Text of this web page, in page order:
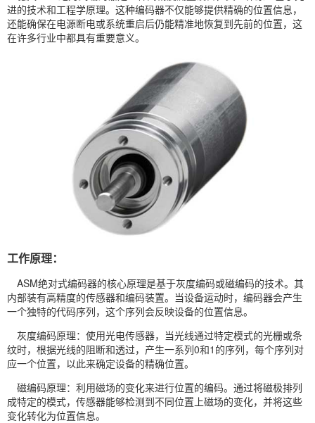
进的技术和工程学原理。这种编码器不仅能够提供精确的位置信息，
还能确保在电源断电或系统重启后仍能精准地恢复到先前的位置，这
在许多行业中都具有重要意义。
工作原理：
ASM绝对式编码器的核心原理是基于灰度编码或磁编码的技术。其
内部装有高精度的传感器和编码装置。当设备运动时，编码器会产生
一个独特的代码序列，这个序列会反映设备的位置信息。
灰度编码原理：使用光电传感器，当光线通过特定模式的光栅或条
纹时，根据光线的阻断和透过，产生一系列0和1的序列，每个序列对
应一个位置，以此来确定设备的精确位置。
磁编码原理：利用磁场的变化来进行位置的编码。通过将磁极排列
成特定的模式，传感器能够检测到不同位置上磁场的变化，并将这些
变化转化为位置信息。